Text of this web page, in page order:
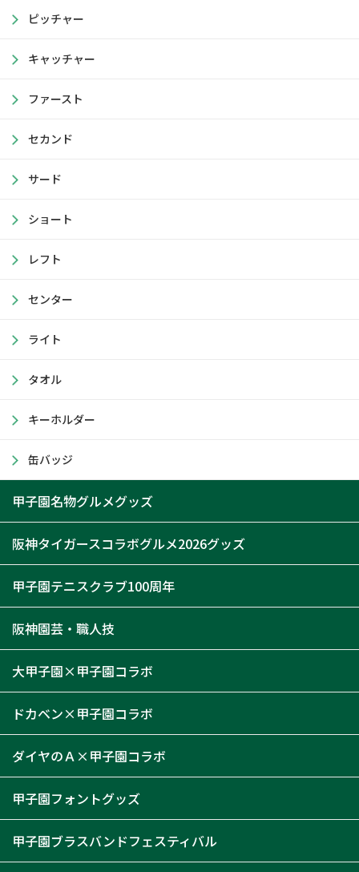
ピッチャー
キャッチャー
ファースト
セカンド
サード
ショート
レフト
センター
ライト
タオル
キーホルダー
缶バッジ
甲子園名物グルメグッズ
阪神タイガースコラボグルメ2026グッズ
甲子園テニスクラブ100周年
阪神園芸・職人技
大甲子園×甲子園コラボ
ドカベン×甲子園コラボ
ダイヤのＡ×甲子園コラボ
甲子園フォントグッズ
甲子園ブラスバンドフェスティバル